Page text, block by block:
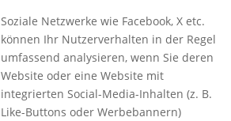
Soziale Netzwerke wie Facebook, X etc.
können Ihr Nutzerverhalten in der Regel
umfassend analysieren, wenn Sie deren
Website oder eine Website mit
integrierten Social-Media-Inhalten (z. B.
Like-Buttons oder Werbebannern)